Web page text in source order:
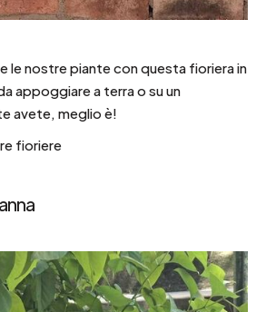
le nostre piante con questa fioriera in
appoggiare a terra o su un
avete, meglio è!
fioriere